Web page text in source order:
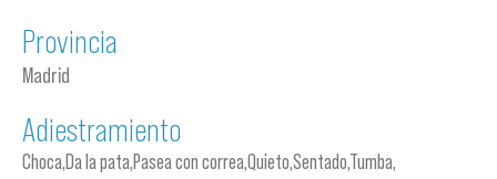
Provincia
Madrid
Adiestramiento
Choca,Da la pata,Pasea con correa,Quieto,Sentado,Tumba,